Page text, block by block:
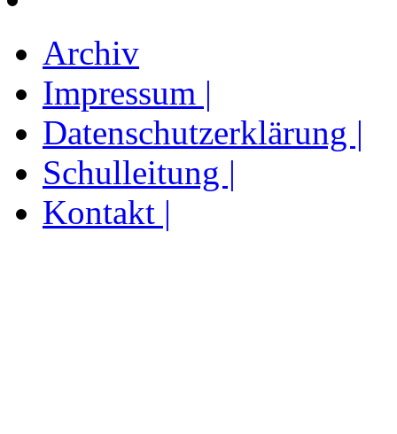
Archiv
Impressum |
Datenschutzerklärung |
Schulleitung |
Kontakt |